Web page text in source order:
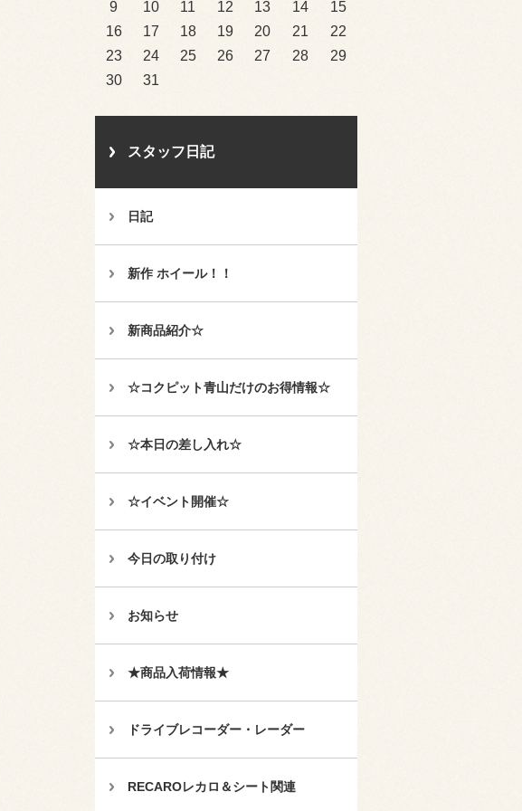
9 10 11 12 13 14
15
16
17 18 19 20 21
22
23
24 25 26 27 28
29
30
31
スタッフ日記
日記
新作 ホイール！！
新商品紹介☆
☆コクピット青山だけのお得情報☆
☆本日の差し入れ☆
☆イベント開催☆
今日の取り付け
お知らせ
★商品入荷情報★
ドライブレコーダー・レーダー
RECAROレカロ＆シート関連